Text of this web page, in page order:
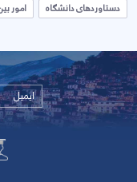
دستاوردهای دانشگاه امور